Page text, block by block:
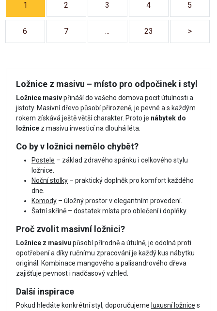
1 2 3 4 5
6 7 ... 23 >
Ložnice z masivu – místo pro odpočinek i styl
Ložnice masivpřináší do vašeho domova pocit útulnosti a
jistoty. Masivní dřevo působí přirozeně, je pevné a s každým
rokem získává ještě větší charakter. Proto je nábytek do
ložnice z masivu investicí na dlouhá léta.
Co by v ložnici nemělo chybět?
Postele – základ zdravého spánku i celkového stylu
ložnice.
Noční stolky – praktický doplněk pro komfort každého
dne.
Komody – úložný prostor v elegantním provedení.
Šatní skříně – dostatek místa pro oblečení i doplňky.
Proč zvolit masivní ložnici?
Ložnice z masivu působí přírodně a útulně, je odolná proti
opotřebení a díky ručnímu zpracování je každý kus nábytku
originál. Kombinace mangového a palisandrového dřeva
zajišťuje pevnost i nadčasový vzhled.
Další inspirace
Pokud hledáte konkrétní styl, doporučujeme luxusní ložnice s